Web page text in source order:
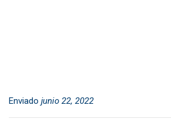
Enviado junio 22, 2022